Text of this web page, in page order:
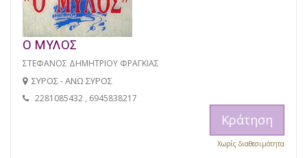
Ο ΜΥΛΟΣ
ΣΤΕΦΑΝΟΣ ΔΗΜΗΤΡΙΟΥ ΦΡΑΓΚΙΑΣ
ΣΥΡΟΣ - ΑΝΩ ΣΥΡΟΣ
2281085432 , 6945838217
Κράτηση
Χωρίς διαθεσιμότητα